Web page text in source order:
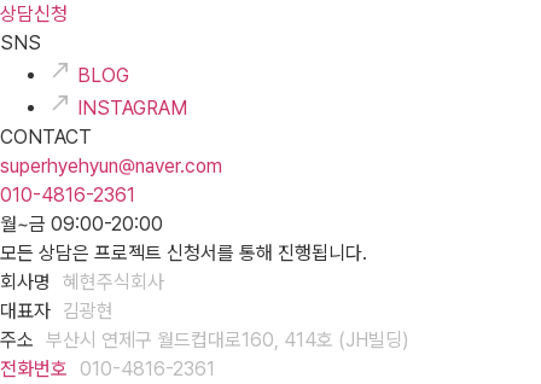
상담신청
SNS
BLOG
INSTAGRAM
CONTACT
superhyehyun@naver.com
010-4816-2361
월~금 09:00-20:00
모든 상담은 프로젝트 신청서를 통해 진행됩니다.
회사명
혜현주식회사
대표자 김광현
주소 부산시 연제구 월드컵대로160, 414호 (JH빌딩)
전화번호
010-4816-2361